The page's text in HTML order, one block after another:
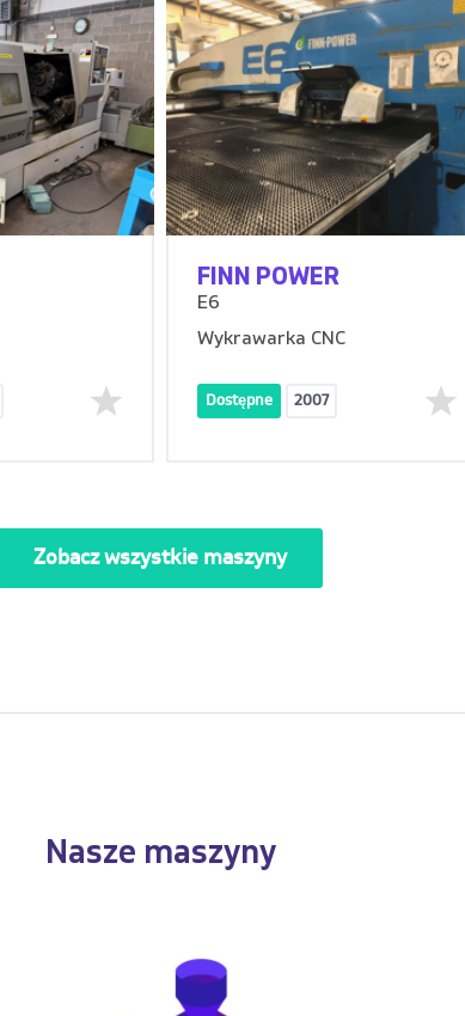
FINN POWER
E6
Wykrawarka CNC
Dostępne 2007
Zobacz wszystkie maszyny
Nasze maszyny